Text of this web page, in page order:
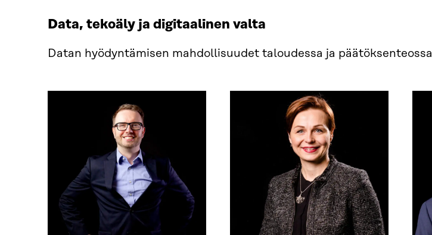
Data, tekoäly ja digitaalinen valta
Datan hyödyntämisen mahdollisuudet taloudessa ja päätöksenteossa